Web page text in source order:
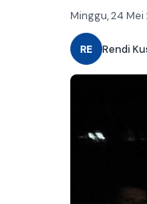
Minggu, 24 Mei
RE Rendi